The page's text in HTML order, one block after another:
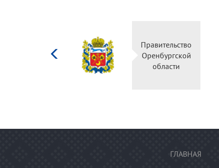
Правительство
Оренбургской
области
ГЛАВНАЯ